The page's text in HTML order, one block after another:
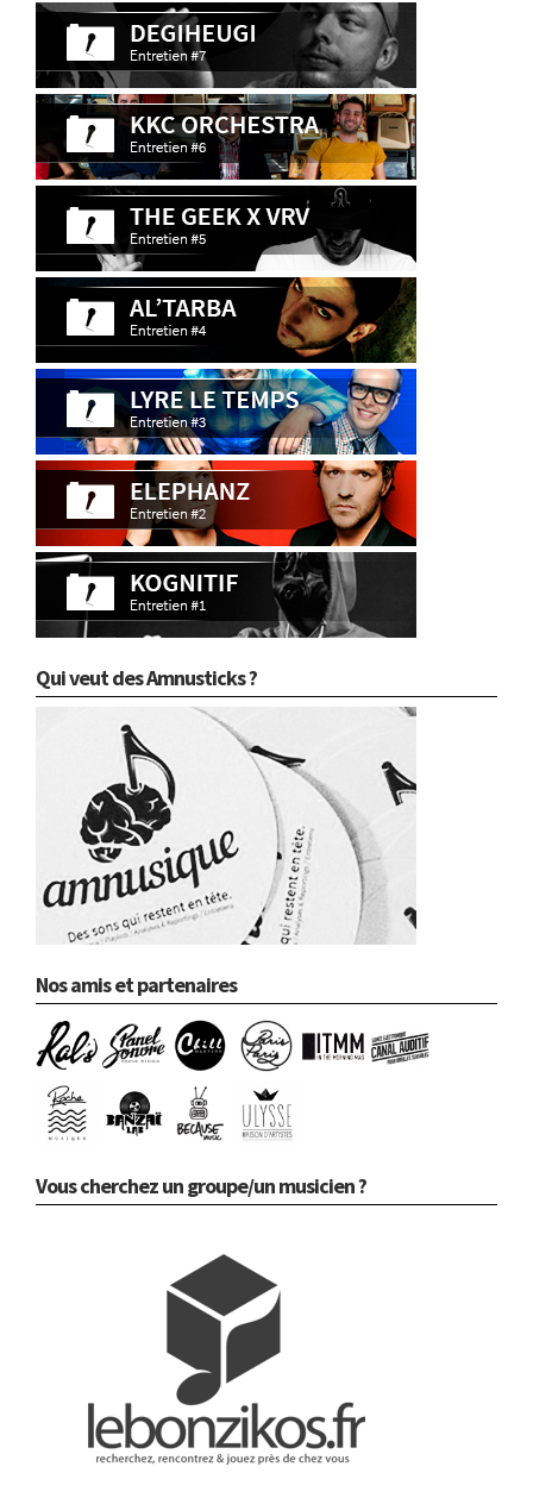
Qui veut des Amnusticks ?
Nos amis et partenaires
Vous cherchez un groupe/un musicien ?